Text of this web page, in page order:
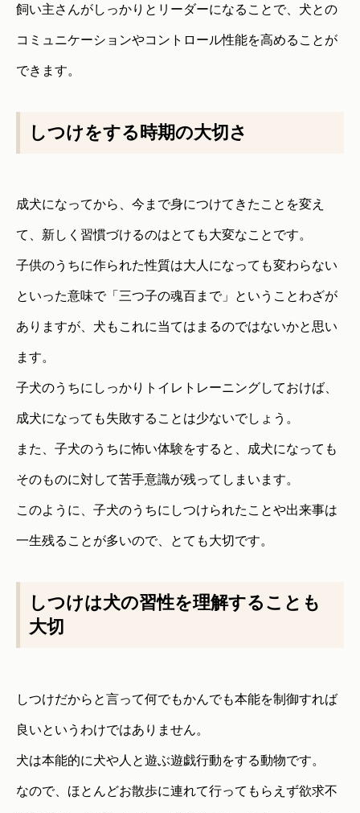
飼い主さんがしっかりとリーダーになることで、犬との
コミュニケーションやコントロール性能を高めることが
できます。
しつけをする時期の大切さ
成犬になってから、今まで身につけてきたことを変え
て、新しく習慣づけるのはとても大変なことです。
子供のうちに作られた性質は大人になっても変わらない
といった意味で「三つ子の魂百まで」ということわざが
ありますが、犬もこれに当てはまるのではないかと思い
ます。
子犬のうちにしっかりトイレトレーニングしておけば、
成犬になっても失敗することは少ないでしょう。
また、子犬のうちに怖い体験をすると、成犬になっても
そのものに対して苦手意識が残ってしまいます。
このように、子犬のうちにしつけられたことや出来事は
一生残ることが多いので、とても大切です。
しつけは犬の習性を理解することも
大切
しつけだからと言って何でもかんでも本能を制御すれば
良いというわけではありません。
犬は本能的に犬や人と遊ぶ遊戯行動をする動物です。
なので、ほとんどお散歩に連れて行ってもらえず欲求不